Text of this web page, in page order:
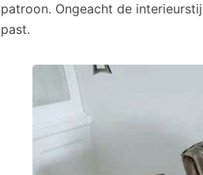
patroon. Ongeacht de
past.